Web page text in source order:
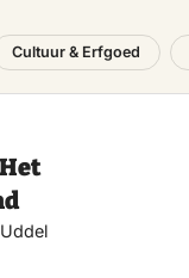
Cultuur & Erfgoed